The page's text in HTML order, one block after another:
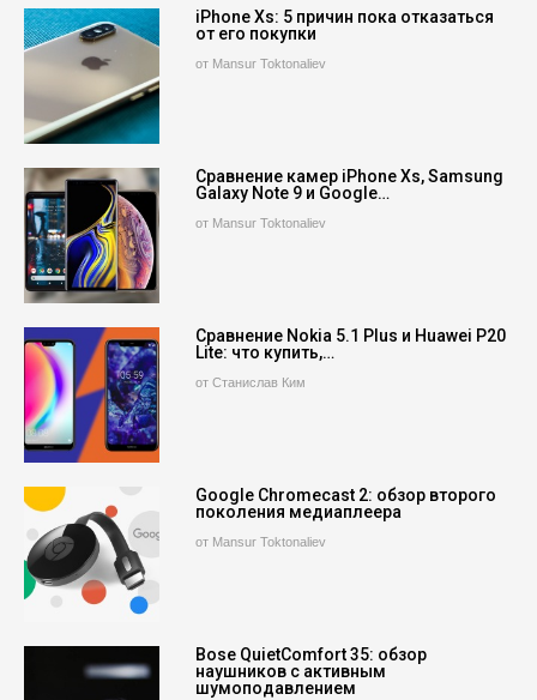
iPhone Xs: 5 причин пока отказаться
от его покупки
от Mansur Toktonaliev
Сравнение камер iPhone Xs, Samsung
Galaxy Note 9 и Google…
от Mansur Toktonaliev
Сравнение Nokia 5.1 Plus и Huawei P20
Lite: что купить,…
от Станислав Ким
Google Chromecast 2: обзор второго
поколения медиаплеера
от Mansur Toktonaliev
Bose QuietComfort 35: обзор
наушников с активным
шумоподавлением